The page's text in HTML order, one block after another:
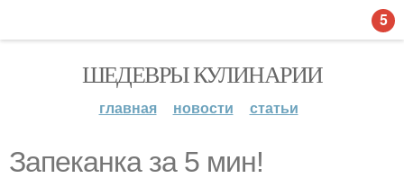
ШЕДЕВРЫ КУЛИНАРИИ
главная новости статьи
Запеканка за 5 мин!
5